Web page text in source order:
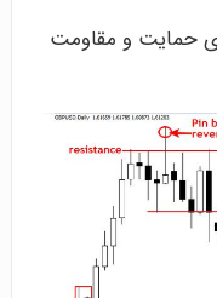
حمایت و مقاومت